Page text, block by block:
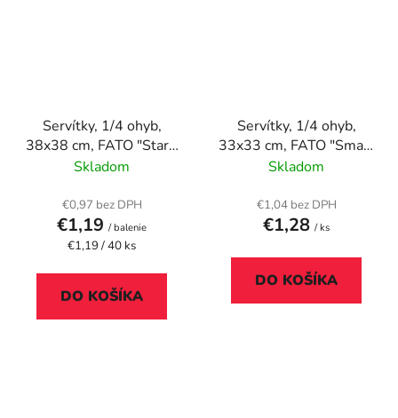
Servítky, 1/4 ohyb,
38x38 cm, FATO "Star",
biela
Skladom
€0,97 bez DPH
€1,19 / balenie
Jednotková
€1,19 / 40 ks
DO KOŠÍKA
Servítky, 1/4 ohyb,
33x33 cm, FATO "Smart
Table", strieborná
Skladom
€1,04 bez DPH
€1,28 / ks
DO KOŠÍKA